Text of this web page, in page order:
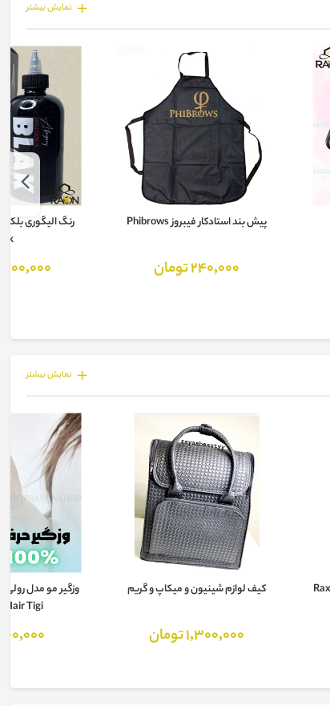
نمايش بيشتر
پیش بند استادکار فیبروز Phibrows
240,000 تومان 3,700,000
نمايش بيشتر
کیف لوازم شینیون و میکاپ و گریم
1,300,000 تومان
Hair Tigi
300,000